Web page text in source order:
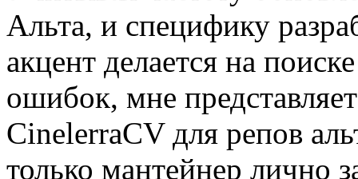
Альта, и специфику
акцент делается на
ошибок, мне
CinelerraCV для репов
только мантейнер лично